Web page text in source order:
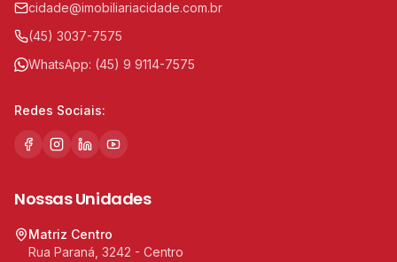
cidade@imobiliariacidade.com.br
(45) 3037-7575
WhatsApp: (45) 9 9114-7575
Redes Sociais:
Nossas Unidades
Matriz Centro
Rua Paraná, 3242 - Centro